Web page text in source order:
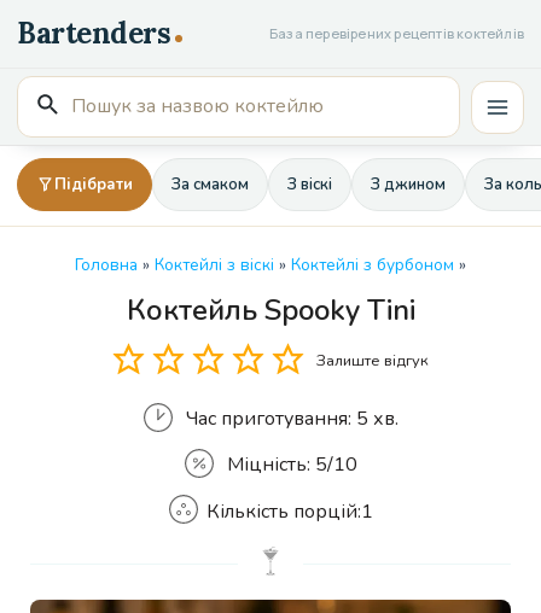
до
вмісту
База перевірених рецептів коктейлів
Пошук
для:
Підібрати За смаком З віскі З джином За
Головна » Коктейлі з віскі » Коктейлі з бурбоном »
Коктейль Spooky Tini
Залиште відгук
Час приготування: 5 хв.
Міцність: 5/10
Кількість
Кількість порцій:1